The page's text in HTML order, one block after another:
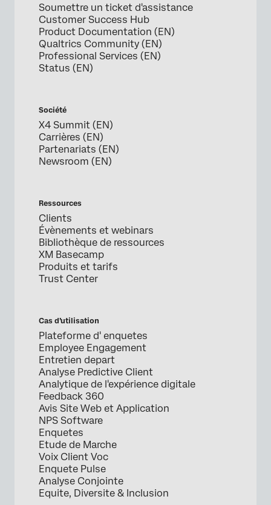
Soumettre un ticket d'assistance
Customer Success Hub
Product Documentation (EN)
Qualtrics Community (EN)
Professional Services (EN)
Status (EN)
Société
X4 Summit (EN)
Carrières (EN)
Partenariats (EN)
Newsroom (EN)
Ressources
Clients
Évènements et webinars
Bibliothèque de ressources
XM Basecamp
Produits et tarifs
Trust Center
Cas d’utilisation
Plateforme d' enquetes
Employee Engagement
Entretien depart
Analyse Predictive Client
Analytique de l'expérience digitale
Feedback 360
Avis Site Web et Application
NPS Software
Enquetes
Etude de Marche
Voix Client Voc
Enquete Pulse
Analyse Conjointe
Equite, Diversite & Inclusion